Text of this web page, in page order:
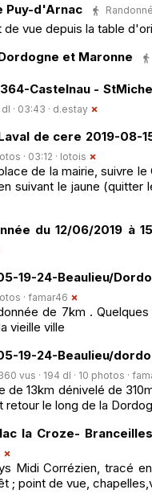
Puy-d'Arnac
de vue depuis la table
et Maronne
Castelnau -
· 03:43 · d.estay
de cere 2019-08-
· 03:12 · lotois
de la mairie, suivre
suivant le jaune
du 12/06/2019 à
19-24-Beaulieu/
· famar46
de 7km .
vieille ville
19-24-Beaulieu/
vus · 194 dl · 10 photos ·
de 13km dénivelé de
retour le long de la
la Croze- Branceilles
Midi Corrézien, tracé
; point de vue,